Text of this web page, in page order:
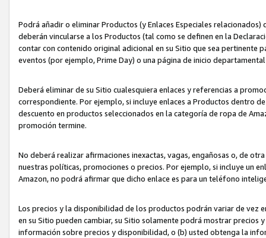
Podrá añadir o eliminar Productos (y Enlaces Especiales
deberán vincularse a los Productos (tal como se definen en la
contar con contenido original adicional en su Sitio que sea pertinente
eventos (por ejemplo, Prime Day) o una página de inicio
Deberá eliminar de su Sitio cualesquiera enlaces y referencias a
correspondiente. Por ejemplo, si incluye enlaces a Productos dentro
descuento en productos seleccionados en la categoría de ropa de
promoción termine.
No deberá realizar afirmaciones inexactas, vagas, engañosas o, de
nuestras políticas, promociones o precios. Por ejemplo, si incluye un
Amazon, no podrá afirmar que dicho enlace es para un teléfono
Los precios y la disponibilidad de los productos podrán variar de vez
en su Sitio pueden cambiar, su Sitio solamente podrá mostrar
información sobre precios y disponibilidad, o (b) usted obtenga la